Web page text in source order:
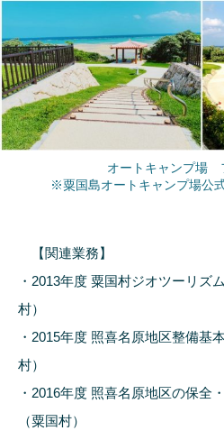
オートキャンプ場
※粟国島オートキャンプ場公
【関連業務】
・2013年度 粟国村ジオツーリズ
村）
・2015年度 照喜名原地区整備基
村）
・2016年度 照喜名原地区の保全
（粟国村）